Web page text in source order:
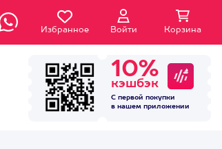
Избранное Войти Корзина
10%
кэшбэк
С первой покупки
в нашем приложении